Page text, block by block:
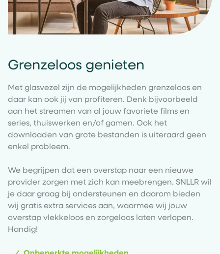
Grenzeloos genieten
Met glasvezel zijn de mogelijkheden grenzeloos en
daar kan ook jij van profiteren. Denk bijvoorbeeld
aan het streamen van al jouw favoriete films en
series, thuiswerken en/of gamen. Ook het
downloaden van grote bestanden is uiteraard geen
enkel probleem.
We begrijpen dat een overstap naar een nieuwe
provider zorgen met zich kan meebrengen. SNLLR wil
je daar graag bij ondersteunen en daarom bieden
wij gratis extra services aan, waarmee wij jouw
overstap vlekkeloos en zorgeloos laten verlopen.
Handig!